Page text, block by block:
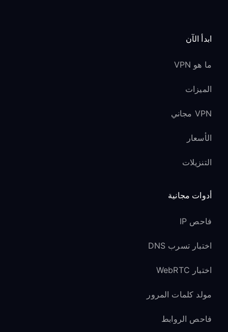
ابدأ الآن
ما هو VPN
الميزات
VPN مجاني
الأسعار
التنزيلات
أدوات مجانية
فاحص IP
اختبار تسرب DNS
اختبار WebRTC
مولد كلمات المرور
فاحص الروابط